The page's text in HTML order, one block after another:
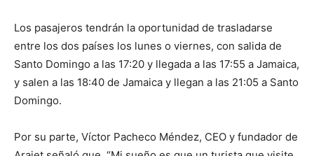
Los pasajeros tendrán la oportunidad de trasladarse
entre los dos países los lunes o viernes, con salida de
Santo Domingo a las 17:20 y llegada a las 17:55 a Jamaica,
y salen a las 18:40 de Jamaica y llegan a las 21:05 a Santo
Domingo.
Por su parte, Víctor Pacheco Méndez, CEO y fundador de